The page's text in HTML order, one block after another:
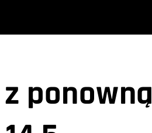
ponowną